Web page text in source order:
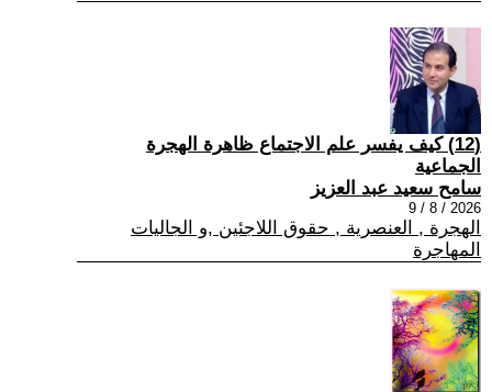
(12) كيف يفسر علم الاجتماع ظاهرة الهجرة
الجماعية
سامح سعيد عبد العزيز
2026 / 8 / 9
الهجرة , العنصرية , حقوق اللاجئين ,و الجاليات
المهاجرة